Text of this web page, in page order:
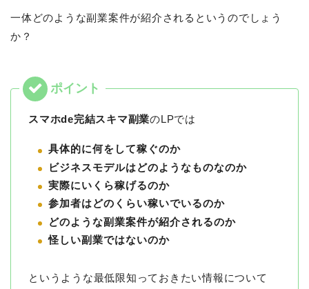
一体どのような副業案件が紹介されるというのでしょう
か？
スマホde完結スキマ副業のLPでは
具体的に何をして稼ぐのか
ビジネスモデルはどのようなものなのか
実際にいくら稼げるのか
参加者はどのくらい稼いでいるのか
どのような副業案件が紹介されるのか
怪しい副業ではないのか
というような最低限知っておきたい情報について